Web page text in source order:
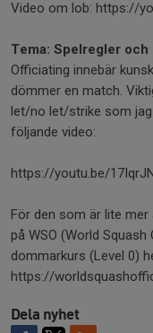
Video om lob: https://
Tema: Spelregler
Officiating innebär
dömmer en match.
let/no let/strike som
följande video:
https://youtu.be/
För den som är lite
på WSO (World
dommarkurs (Level 0)
https://
Dela nyhet